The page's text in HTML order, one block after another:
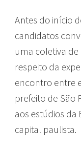
Antes do início
candidatos
uma coletiva
respeito da
encontro entre
prefeito de São
aos estúdios
capital paulista.